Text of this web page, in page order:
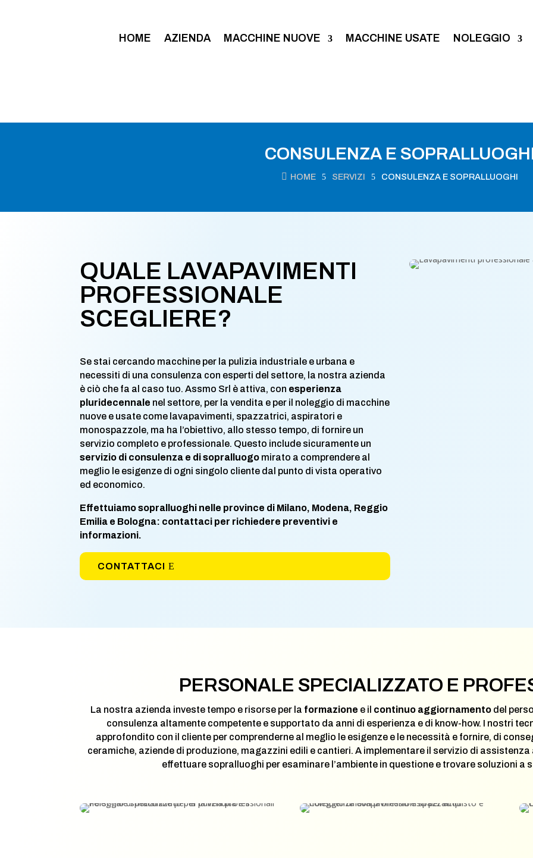
HOME AZIENDA MACCHINE NUOVE MACCHINE USATE NOLEGGIO
CONSULENZA E
 HOME 5 SERVIZI 5 CONSULENZA E SOPRALLUOGHI
QUALE LAVAPAVIMENTI
PROFESSIONALE
SCEGLIERE?
Se stai cercando macchine per la pulizia industriale e urbana e
necessiti di una consulenza con esperti del settore, la nostra azienda
è ciò che fa al caso tuo. Assmo Srl è attiva, con esperienza
pluridecennale nel settore, per la vendita e per il noleggio di macchine
nuove e usate come lavapavimenti, spazzatrici, aspiratori e
monospazzole, ma ha l’obiettivo, allo stesso tempo, di fornire un
servizio completo e professionale. Questo include sicuramente un
servizio di consulenza e di sopralluogo mirato a comprendere al
meglio le esigenze di ogni singolo cliente dal punto di vista operativo
ed economico.
Effettuiamo sopralluoghi nelle province di Milano, Modena, Reggio
Emilia e Bologna: contattaci per richiedere preventivi e
informazioni.
CONTATTACI
PERSONALE SPECIALIZZATO E
La nostra azienda investe tempo e risorse per la formazione e il continuo aggiornamentodel
consulenza altamente competente e supportato da anni di esperienza e di know-how. I nostri
approfondito con il cliente per comprenderne al meglio le esigenze e le necessità e fornire, di
ceramiche, aziende di produzione, magazzini edili e cantieri. A implementare il servizio di
effettuare sopralluoghi per esaminare l’ambiente in questione e trovare soluzioni a